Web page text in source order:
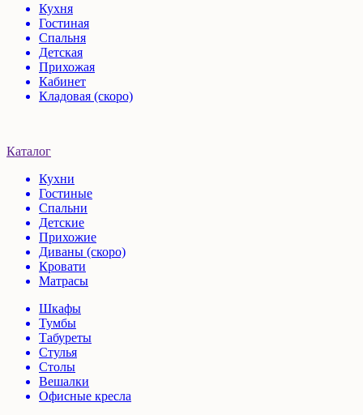
Кухня
Гостиная
Спальня
Детская
Прихожая
Кабинет
Кладовая (скоро)
Каталог
Кухни
Гостиные
Спальни
Детские
Прихожие
Диваны (скоро)
Кровати
Матрасы
Шкафы
Тумбы
Табуреты
Стулья
Столы
Вешалки
Офисные кресла